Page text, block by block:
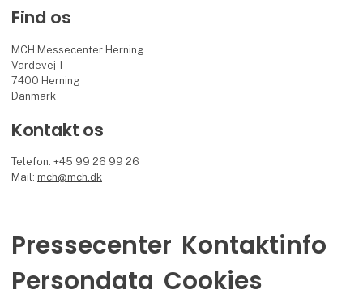
Find os
MCH Messecenter Herning
Vardevej 1
7400 Herning
Danmark
Kontakt os
Telefon: +45 99 26 99 26
Mail: mch@mch.dk
Pressecenter Kontaktinfo
Persondata Cookies